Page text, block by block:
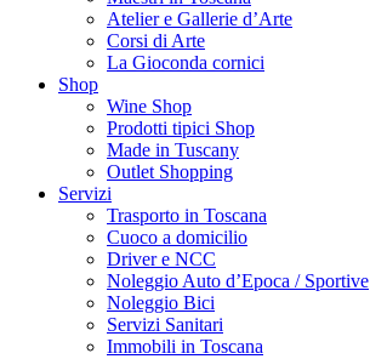
Atelier e Gallerie d’Arte
Corsi di Arte
La Gioconda cornici
Shop
Wine Shop
Prodotti tipici Shop
Made in Tuscany
Outlet Shopping
Servizi
Trasporto in Toscana
Cuoco a domicilio
Driver e NCC
Noleggio Auto d’Epoca / Sportive
Noleggio Bici
Servizi Sanitari
Immobili in Toscana